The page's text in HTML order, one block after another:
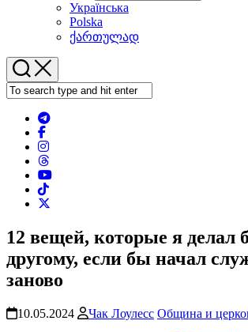
Українська
Polska
ქართულად
12 вещей, которые я делал
другому, если бы начал
заново
10.05.2024 Чак Лоулесс Община и